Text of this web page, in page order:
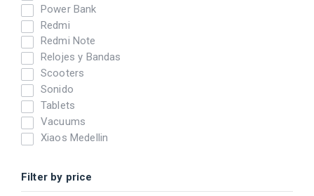
Power Bank
Redmi
Redmi Note
Relojes y Bandas
Scooters
Sonido
Tablets
Vacuums
Xiaos Medellin
Filter by price